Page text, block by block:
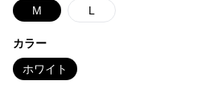
M L
カラー
ホワイト